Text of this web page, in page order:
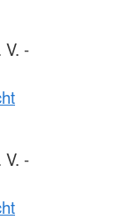
V. -
V. -